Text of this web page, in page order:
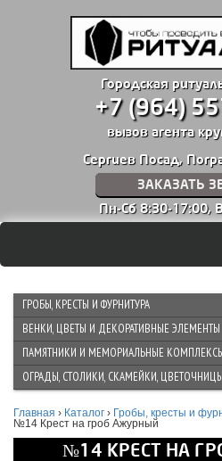
Городская
+7 (964)
вызов агента
Сергиев Посад,
ЗАКАЗАТЬ
Пн-Сб 8:30-17:00,
ГРОБЫ, КРЕСТЫ И ФУРНИТУРА
ВЕНКИ, ЦВЕТЫ И ДЕКОРАТИВНЫЕ ЭЛЕМЕНТЫ
ПАМЯТНИКИ И МЕМОРИАЛЬНЫЕ
ОГРАДЫ, СТОЛИКИ, СКАМЕЙКИ,
Главная › Каталог › Гробы, кресты и
№14 Крест на гроб Ажурный
№14 КРЕСТ НА